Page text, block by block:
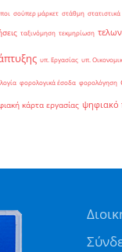
σούπερ μάρκετ στάθμη στατιστικά
ταξινόμηση τεκμηρίωση
υπ. Εργασίας υπ.
φορολογικά έσοδα φορολόγηση
κάρτα εργασίας ψηφιακό